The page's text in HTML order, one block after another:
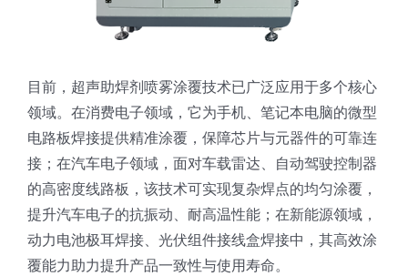
目前，超声助焊剂喷雾涂覆技术已广泛应用于多个核心
领域。在消费电子领域，它为手机、笔记本电脑的微型
电路板焊接提供精准涂覆，保障芯片与元器件的可靠连
接；在汽车电子领域，面对车载雷达、自动驾驶控制器
的高密度线路板，该技术可实现复杂焊点的均匀涂覆，
提升汽车电子的抗振动、耐高温性能；在新能源领域，
动力电池极耳焊接、光伏组件接线盒焊接中，其高效涂
覆能力助力提升产品一致性与使用寿命。